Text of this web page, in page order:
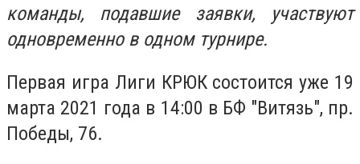
команды, подавшие заявки, участвуют
одновременно в одном турнире.
Первая игра Лиги КРЮК состоится уже 19
марта 2021 года в 14:00 в БФ "Витязь", пр.
Победы, 76.